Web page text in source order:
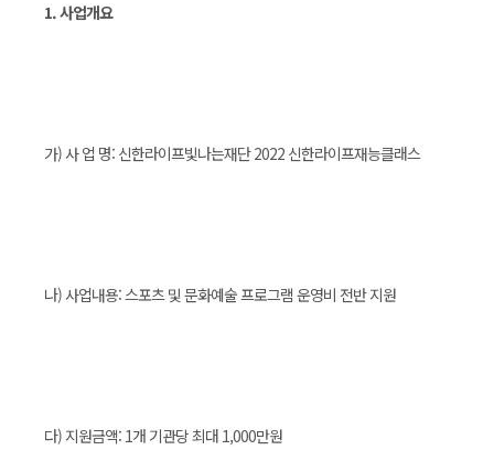
1. 사업개요
가) 사 업 명: 신한라이프빛나는재단 2022 신한라이프재능클래스
나) 사업내용: 스포츠 및 문화예술 프로그램 운영비 전반 지원
다) 지원금액: 1개 기관당 최대 1,000만원